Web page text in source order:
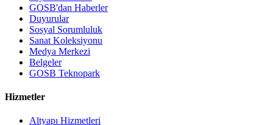
GOSB'dan Haberler
Duyurular
Sosyal Sorumluluk
Sanat Koleksiyonu
Medya Merkezi
Belgeler
GOSB Teknopark
Hizmetler
Altyapı Hizmetleri